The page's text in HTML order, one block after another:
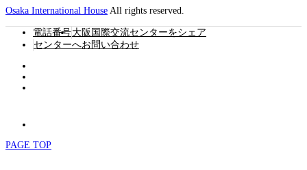
Osaka International House All rights reserved.
電話番号大阪国際交流センターをシェア
センターへお問い合わせ
PAGE TOP